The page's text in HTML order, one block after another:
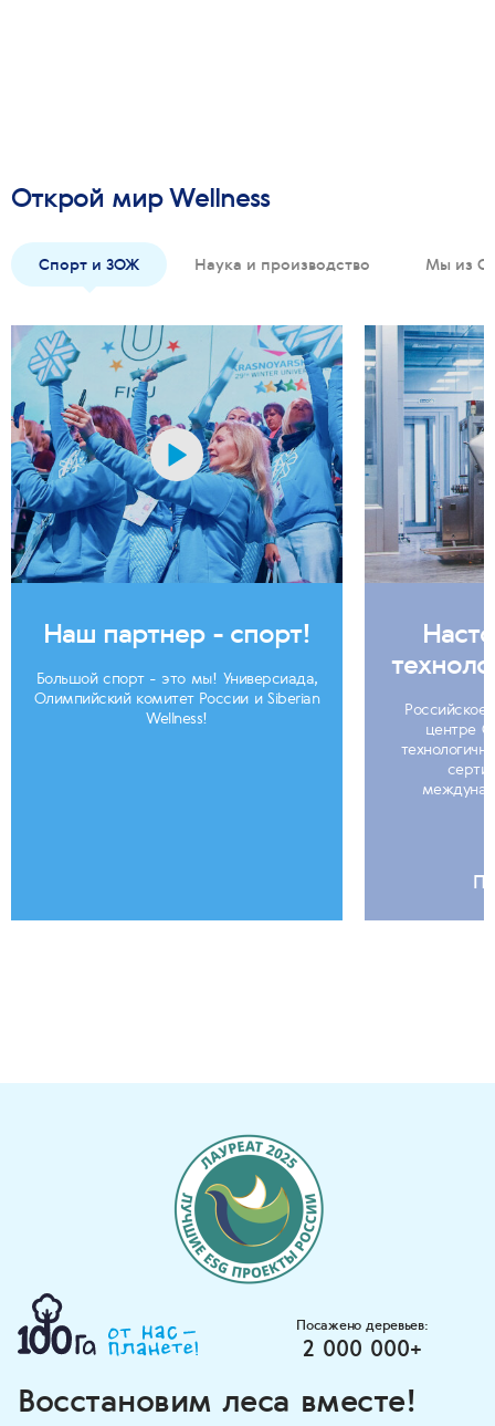
Открой мир Wellness
Спорт и ЗОЖ Наука и производство Мы из
Наш партнер - спорт!
Большой спорт - это мы! Универсиада,
Олимпийский комитет России и Siberian
Wellness!
центре
Посажено деревьев:
2 000 000+
Восстановим леса вместе!